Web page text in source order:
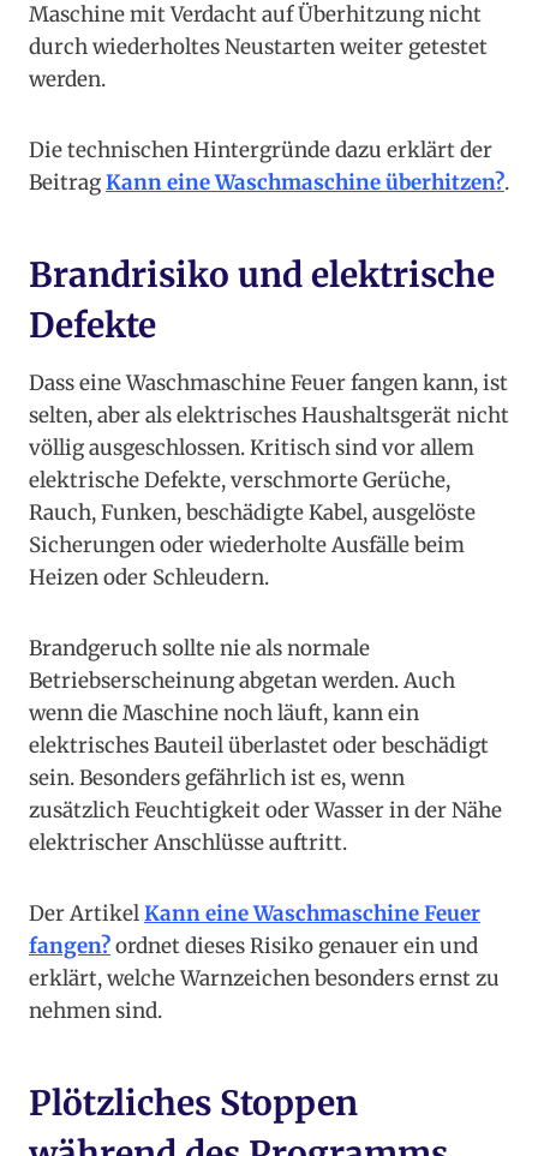
Maschine mit Verdacht auf Überhitzung nicht
durch wiederholtes Neustarten weiter getestet
werden.
Die technischen Hintergründe dazu erklärt der
BeitragKann eine Waschmaschine überhitzen?.
Brandrisiko und elektrische
Defekte
Dass eine Waschmaschine Feuer fangen kann, ist
selten, aber als elektrisches Haushaltsgerät nicht
völlig ausgeschlossen. Kritisch sind vor allem
elektrische Defekte, verschmorte Gerüche,
Rauch, Funken, beschädigte Kabel, ausgelöste
Sicherungen oder wiederholte Ausfälle beim
Heizen oder Schleudern.
Brandgeruch sollte nie als normale
Betriebserscheinung abgetan werden. Auch
wenn die Maschine noch läuft, kann ein
elektrisches Bauteil überlastet oder beschädigt
sein. Besonders gefährlich ist es, wenn
zusätzlich Feuchtigkeit oder Wasser in der Nähe
elektrischer Anschlüsse auftritt.
Der ArtikelKann eine Waschmaschine Feuer
fangen?ordnet dieses Risiko genauer ein und
erklärt, welche Warnzeichen besonders ernst zu
nehmen sind.
Plötzliches Stoppen